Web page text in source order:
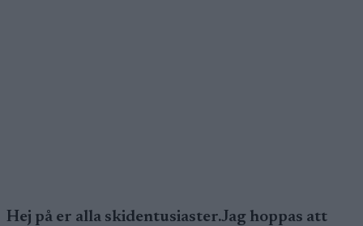
Hej på er alla skidentusiaster.Jag hoppas att